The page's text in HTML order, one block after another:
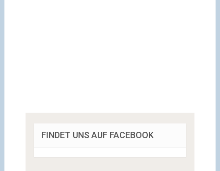
FINDET UNS AUF FACEBOOK